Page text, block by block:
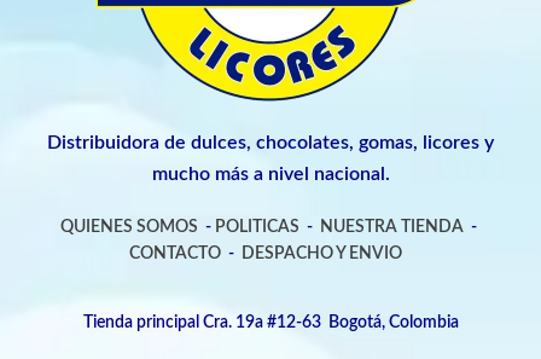
Distribuidora de dulces, chocolates, gomas, licores y
mucho más a nivel nacional.
QUIENES SOMOS - POLITICAS - NUESTRA TIENDA -
CONTACTO- DESPACHO Y ENVIO
Tienda principal Cra. 19a #12-63 Bogotá, Colombia